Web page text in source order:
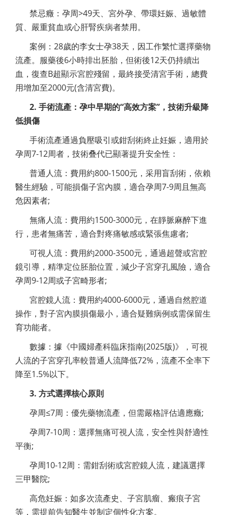
禁忌癥：孕周>49天、宮外孕、帶環妊娠、過敏體
質、嚴重貧血或心肝腎疾病者禁用。
案例：28歲的李女士孕38天，因工作繁忙選擇藥物
流產。服藥後6小時排出胚胎，但術後12天仍持續出
血，復查B超顯示宮腔殘留，最終接受清宮手術，總費
用增加至2000元(含清宮費)。
2. 手術流產：孕中早期的“高效方案”，技術升級降
低損傷
手術流產通過負壓吸引或鉗刮術終止妊娠，適用於
孕周7-12周者，技術叠代已顯著提升安全性：
普通人流：費用約800-1500元，采用盲刮術，依賴
醫生經驗，可能損傷子宮內膜，適合孕周7-9周且無高
危因素者;
無痛人流：費用約1500-3000元，在靜脈麻醉下進
行，患者無痛苦，適合對疼痛敏感或緊張焦慮者;
可視人流：費用約2000-3500元，通過超聲或宮腔
鏡引導，精準定位胚胎位置，減少子宮穿孔風險，適合
孕周9-12周或子宮畸形者;
宮腔鏡人流：費用約4000-6000元，通過自然腔道
操作，對子宮內膜損傷最小，適合疑難病例或需保留生
育功能者。
數據：據《中國婦產科臨床指南(2025版)》，可視
人流的子宮穿孔率較普通人流降低72%，流產不全率下
降至1.5%以下。
3. 方式選擇核心原則
孕周≤7周：優先藥物流產，但需嚴格評估適應癥;
孕周7-10周：選擇無痛可視人流，安全性與舒適性
平衡;
孕周10-12周：需鉗刮術或宮腔鏡人流，建議選擇
三甲醫院;
高危妊娠：如多次流產史、子宮肌瘤、瘢痕子宮
等，需提前告知醫生並制定個性化方案。